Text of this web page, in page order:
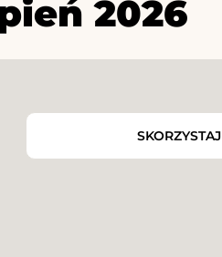
2026
SKORZYSTAJ